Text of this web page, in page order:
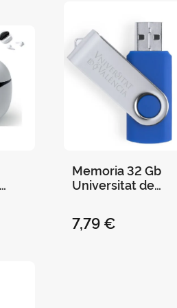
Memoria 32 Gb
Universitat de
7,79 €